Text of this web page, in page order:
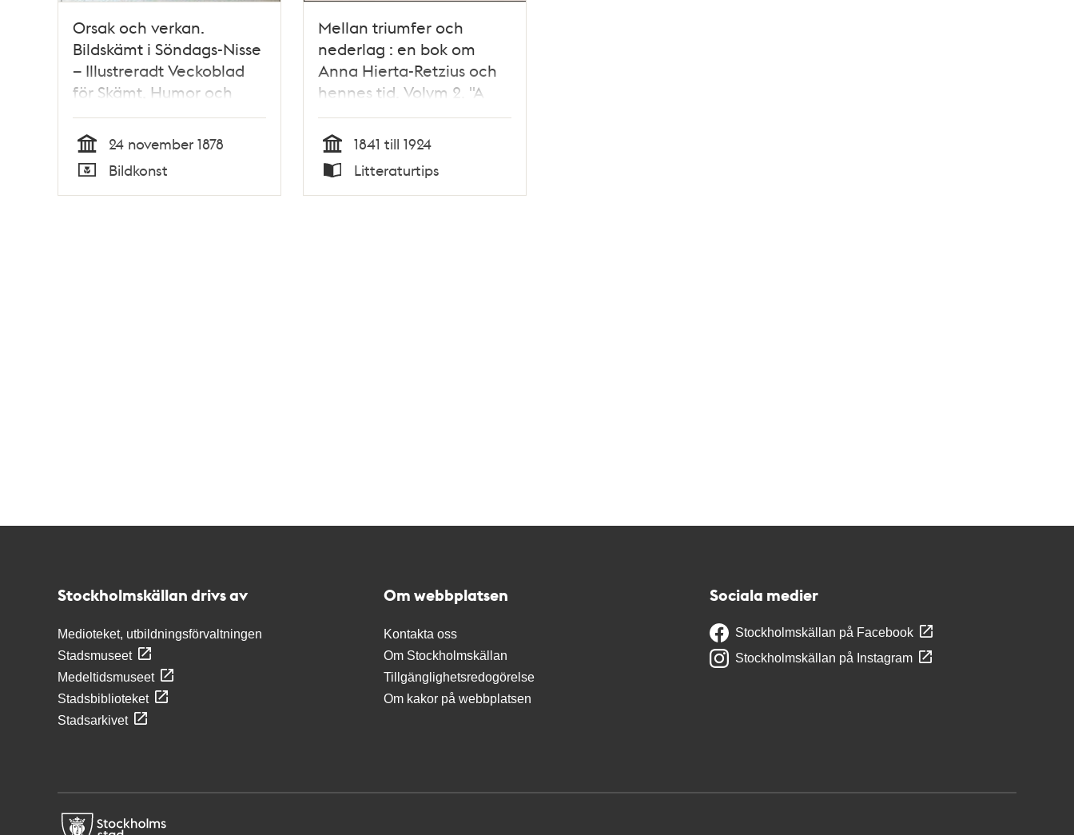
Orsak och verkan.
Bildskämt i Söndags-Nisse
– Illustreradt Veckoblad
för Skämt, Humor och
Satir, nr 47, den 24
november 1878
Tid
24 november 1878
Bildkonst
Mellan triumfer och
nederlag : en bok om
Anna Hierta-Retzius och
hennes tid. Volym 2. "A
charming bitch of a wife"
/ Gerda Helena Lindskog
Tid
1841 till 1924
Litteraturtips
Stockholmskällan drivs av
Medioteket, utbildningsförvaltningen
Stadsmuseet
Medeltidsmuseet
Stadsbiblioteket
Stadsarkivet
Om webbplatsen
Kontakta oss
Om Stockholmskällan
Tillgänglighetsredogörelse
Om kakor på webbplatsen
Sociala medier
Stockholmskällan på Facebook
Stockholmskällan på Instagram